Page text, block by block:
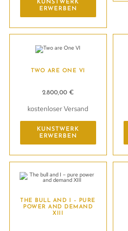
KUNSTWERK
ERWERBEN
TWO ARE ONE VI
2.800,00 €
kostenloser Versand
KUNSTWERK
ERWERBEN
THE BULL AND I – PURE
POWER AND DEMAND
XIII